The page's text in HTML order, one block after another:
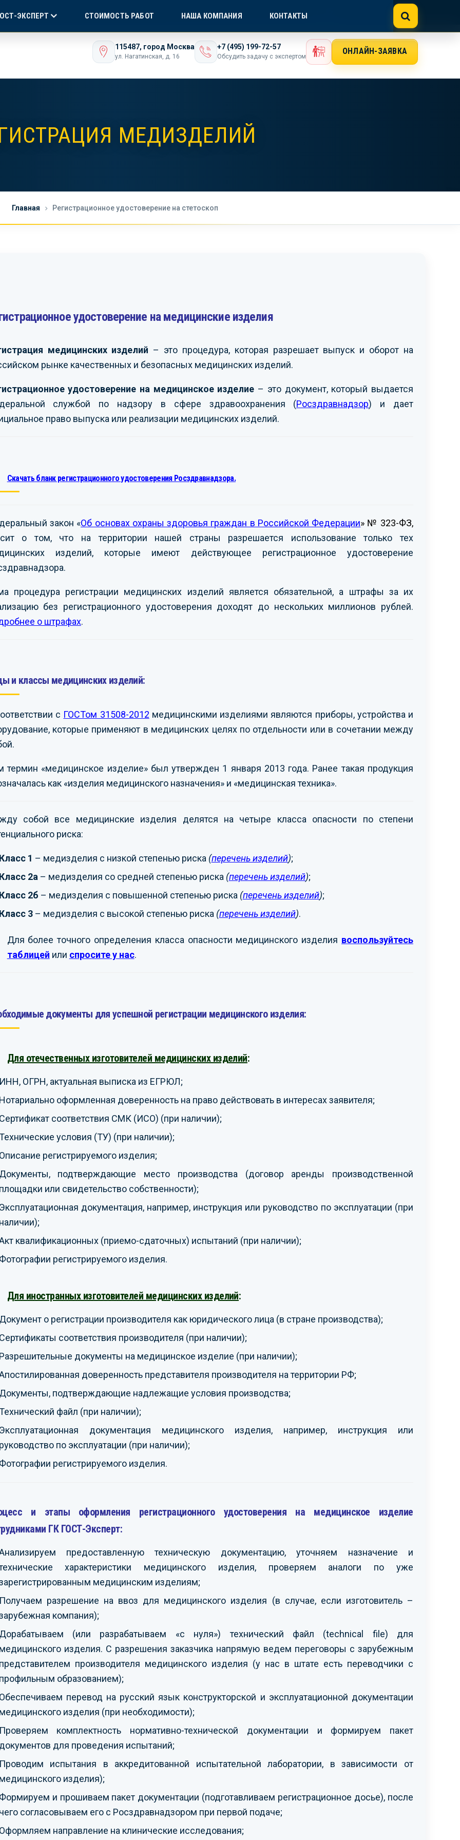
бизнеса
ONLINE@GOSTEXPERT.COM
115487, город Москва
ул. Нагатинская, д. 16
+7 (495) 199-72-57
Обсудить задачу с экспертом
ОНЛАЙН-ЗАЯВКА
ЭКСПЕРТ СТОИМОСТЬ РАБОТ НАША КОМПАНИЯ КОНТАКТЫ
МЕДИЗДЕЛИЙ
Главная Регистрационное удостоверение на стетоскоп
вас за
по сертификации
техрегламенов
союза.
на дальнейшее
-
Мы получили большое
удовольствие от совместной
рекомендовать вас как
надежного и
профессионального
сертификации и
АО ИК «ЗИОМАР»-
Считаем возможным
заинтересованным
компаниям. Рассчитываем
на дальнейшую
вами.
ПАО «МЕЧЕЛ»
Ершов С.Ф.
сертификации продукции,
провозимой на территорию
взаимовыгодное
сотрудничество.
удостоверение на медицинские изделия
медицинских изделий – это процедура, которая разрешает выпуск и оборот на
рынке качественных и безопасных медицинских изделий.
удостоверение на медицинское изделие – это документ, который выдается
службой по надзору в сфере здравоохранения (Росздравнадзор) и дает
право выпуска или реализации медицинских изделий.
Скачать бланк регистрационного удостоверения Росздравнадзора.
закон «Об основах охраны здоровья граждан в Российской Федерации» № 323-ФЗ,
о том, что на территории нашей страны разрешается использование только тех
изделий, которые имеют действующее регистрационное удостоверение
процедура регистрации медицинских изделий является обязательной, а штрафы за их
без регистрационного удостоверения доходят до нескольких миллионов рублей.
о штрафах.
и классы медицинских изделий:
с ГОСТом 31508-2012 медицинскими изделиями являются приборы, устройства и
которые применяют в медицинских целях по отдельности или в сочетании между
термин «медицинское изделие» был утвержден 1 января 2013 года. Ранее такая продукция
как «изделия медицинского назначения» и «медицинская техника».
собой все медицинские изделия делятся на четыре класса опасности по степени
риска:
1 – медизделия с низкой степенью риска (перечень изделий);
2а– медизделия со средней степенью риска (перечень изделий);
2б – медизделия с повышенной степенью риска (перечень изделий);
3– медизделия с высокой степенью риска (перечень изделий).
Для более точного определения класса опасности медицинского изделия воспользуйтесь
таблицей или спросите у нас.
документы для успешной регистрации медицинского изделия:
Для отечественных изготовителей медицинских изделий:
ОГРН, актуальная выписка из ЕГРЮЛ;
оформленная доверенность на право действовать в интересах заявителя;
соответствия СМК (ИСО) (при наличии);
условия (ТУ) (при наличии);
регистрируемого изделия;
подтверждающие место производства (договор аренды производственной
или свидетельство собственности);
документация, например, инструкция или руководство по эксплуатации (при
квалификационных (приемо-сдаточных) испытаний (при наличии);
регистрируемого изделия.
Для иностранных изготовителей медицинских изделий:
о регистрации производителя как юридического лица (в стране производства);
соответствия производителя (при наличии);
документы на медицинское изделие (при наличии);
доверенность представителя производителя на территории РФ;
подтверждающие надлежащие условия производства;
файл (при наличии);
документация медицинского изделия, например, инструкция или
по эксплуатации (при наличии);
регистрируемого изделия.
и этапы оформления регистрационного удостоверения на медицинское изделие
ГК ГОСТ-Эксперт:
предоставленную техническую документацию, уточняем назначение и
характеристики медицинского изделия, проверяем аналоги по уже
медицинским изделиям;
разрешение на ввоз для медицинского изделия (в случае, если изготовитель –
компания);
(или разрабатываем «с нуля») технический файл (technical file) для
изделия. С разрешения заказчика напрямую ведем переговоры с зарубежным
производителя медицинского изделия (у нас в штате есть переводчики с
образованием);
перевод на русский язык конструкторской и эксплуатационной документации
изделия (при необходимости);
комплектность нормативно-технической документации и формируем пакет
для проведения испытаний;
испытания в аккредитованной испытательной лаборатории, в зависимости от
изделия);
и прошиваем пакет документации (подготавливаем регистрационное досье), после
согласовываем его с Росздравнадзором при первой подаче;
направление на клинические исследования;